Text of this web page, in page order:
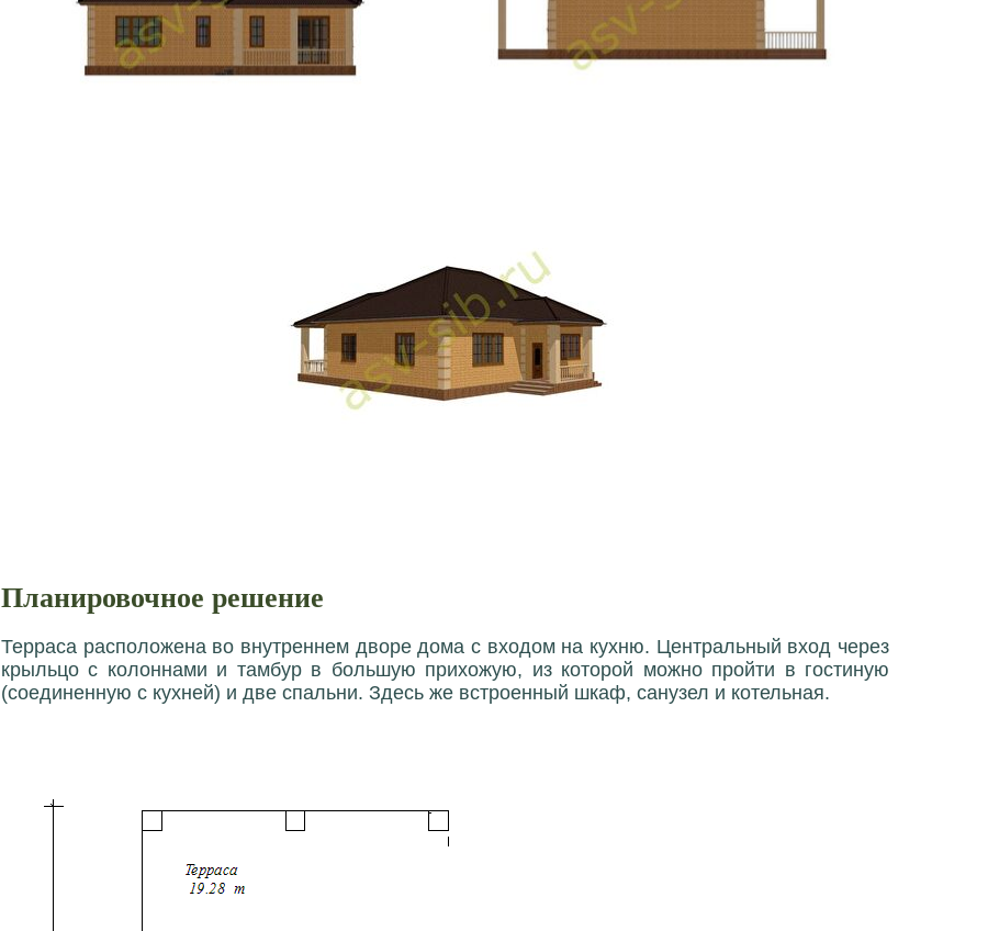
Планировочное решение
Терраса расположена во внутреннем дворе дома с входом на кухню. Центральный вход через
крыльцо с колоннами и тамбур в большую прихожую, из которой можно пройти в гостиную
(соединенную с кухней) и две спальни. Здесь же встроенный шкаф, санузел и котельная.